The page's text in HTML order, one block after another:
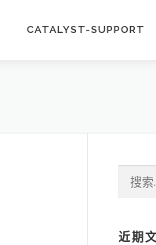
CATALYST-SUPPORT
索：
近期